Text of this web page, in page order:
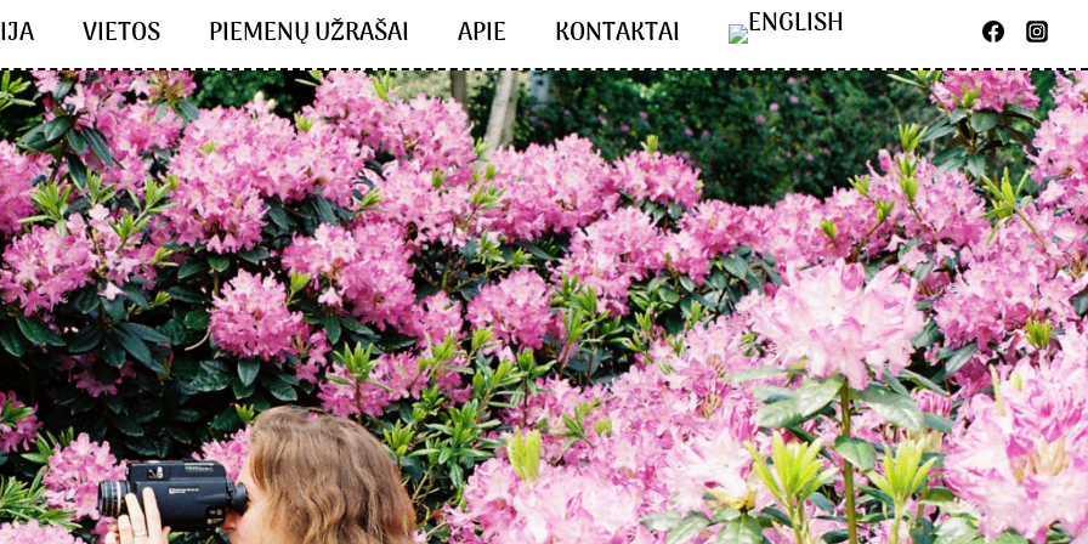
VIETOS PIEMENŲ UŽRAŠAI APIE KONTAKTAI